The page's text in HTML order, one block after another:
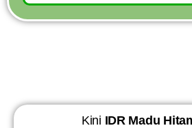
Kini IDR Madu